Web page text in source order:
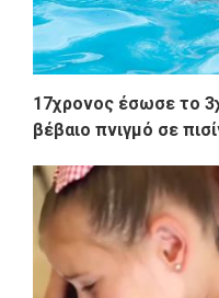
17χρονος έσωσε το
βέβαιο πνιγμό σε